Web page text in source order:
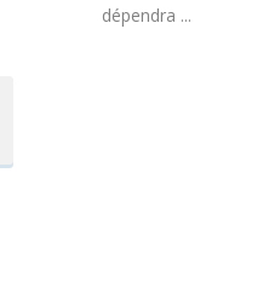
dépendra ...